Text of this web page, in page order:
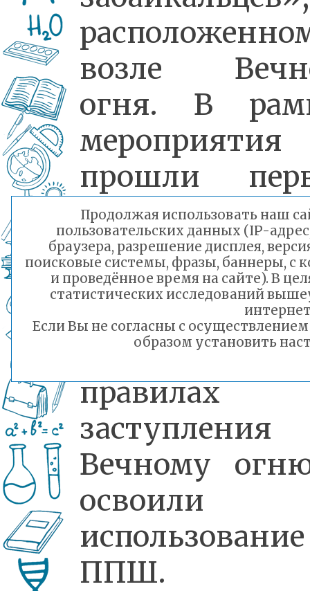
возле
огня. В
мероприятия
прошли
занятия,
которых
вспомнили
военные
правилах
Вечному
освоили
использование
ППШ.
Продолжая использовать наш
пользовательских данных (IP-
браузера, разрешение дисплея,
поисковые системы, фразы, баннеры, с
и проведённое время на сайте). В
статистических исследований
Если Вы не согласны с
образом установить